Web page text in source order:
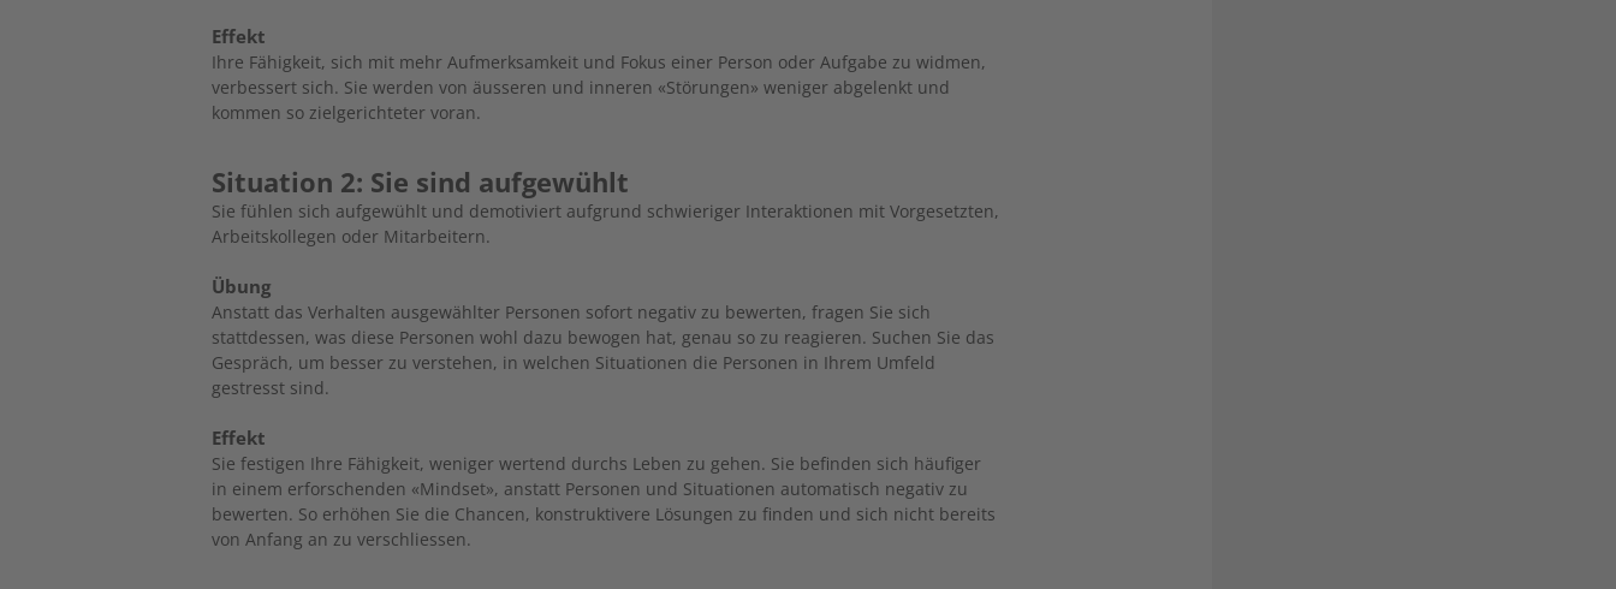
Effekt
Ihre Fähigkeit, sich mit mehr Aufmerksamkeit und Fokus einer Person oder Aufgabe zu widmen,
verbessert sich. Sie werden von äusseren und inneren «Störungen» weniger abgelenkt und
kommen so zielgerichteter voran.
Situation 2: Sie sind aufgewühlt
Sie fühlen sich aufgewühlt und demotiviert aufgrund schwieriger Interaktionen mit Vorgesetzten,
Arbeitskollegen oder Mitarbeitern.
Übung
Anstatt das Verhalten ausgewählter Personen sofort negativ zu bewerten, fragen Sie sich
stattdessen, was diese ­Personen wohl dazu bewogen hat, genau so zu reagieren. Suchen Sie das
Gespräch, um besser zu verstehen, in welchen Situationen die ­Personen in Ihrem Umfeld
gestresst sind.
Effekt
Sie festigen Ihre Fähigkeit, weniger wertend durchs Leben zu gehen. Sie befinden sich häufiger
in einem erforschenden «Mindset», anstatt Personen und Situationen auto­matisch negativ zu
bewerten. So erhöhen Sie die Chancen, konstruktivere Lösungen zu finden und sich nicht bereits
von Anfang an zu verschliessen.